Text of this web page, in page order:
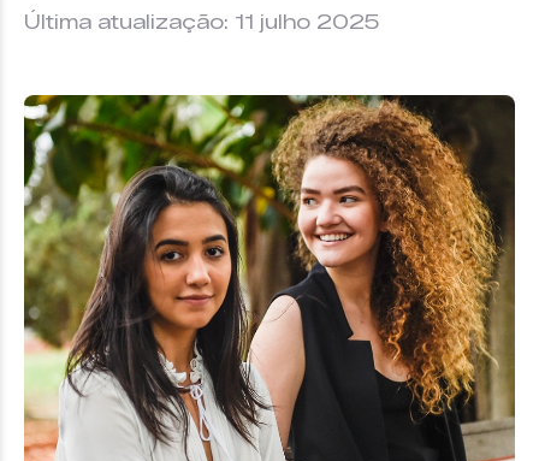
Última atualização: 11 julho 2025